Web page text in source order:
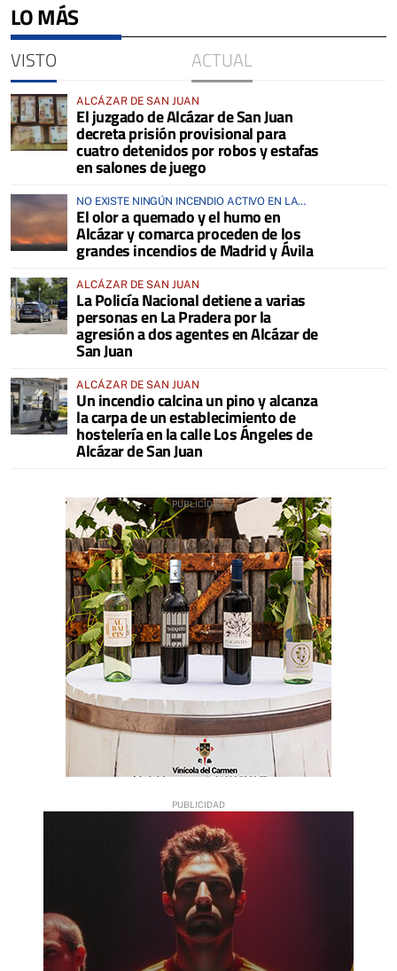
LO MÁS
VISTO ACTUAL
ALCÁZAR DE SAN JUAN
El juzgado de Alcázar de San Juan
decreta prisión provisional para
cuatro detenidos por robos y estafas
en salones de juego
NO EXISTE NINGÚN INCENDIO ACTIVO EN LA
COMARCA
El olor a quemado y el humo en
Alcázar y comarca proceden de los
grandes incendios de Madrid y Ávila
ALCÁZAR DE SAN JUAN
La Policía Nacional detiene a varias
personas en La Pradera por la
agresión a dos agentes en Alcázar de
San Juan
ALCÁZAR DE SAN JUAN
Un incendio calcina un pino y alcanza
la carpa de un establecimiento de
hostelería en la calle Los Ángeles de
Alcázar de San Juan